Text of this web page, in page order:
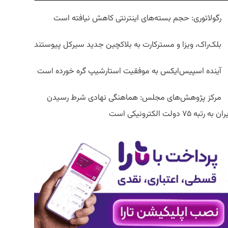
رگولاتوری: حجم بسته‌های اینترنتی کاهش نیافته است
بلک‌راک، ویزا و مسترکارت به بلاکچین جدید سیرکل پیوستند
آینده اسپیس‌ایکس به موفقیت استارشیپ گره خورده است
مرکز پژوهش‌های مجلس: هماهنگی نهادی شرط رسیدن
به رتبه ۷۵ دولت الکترونیکی است